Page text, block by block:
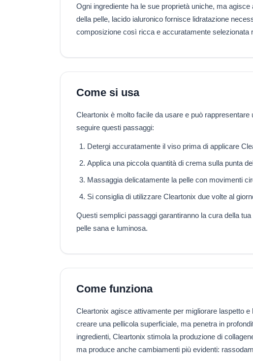
Ogni ingrediente ha le sue proprietà uniche, ma
della pelle, lacido ialuronico fornisce lidratazione
composizione così ricca e accuratamente selezionata
Come si usa
Cleartonix è molto facile da usare e può
seguire questi passaggi:
Detergi accuratamente il viso prima di applicare
Applica una piccola quantità di crema sulla punta
Massaggia delicatamente la pelle con movimenti
Si consiglia di utilizzare Cleartonix due volte al
Questi semplici passaggi garantiranno la cura della
pelle sana e luminosa.
Come funziona
Cleartonix agisce attivamente per migliorare laspetto
creare una pellicola superficiale, ma penetra in
ingredienti, Cleartonix stimola la produzione di
ma produce anche cambiamenti più evidenti: